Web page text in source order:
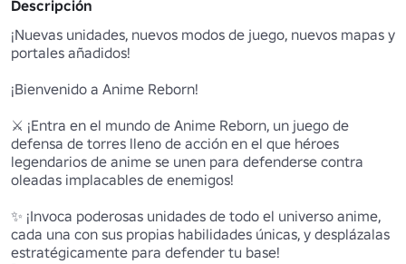
Descripción
¡Nuevas unidades, nuevos modos de juego, nuevos mapas y
portales añadidos!
¡Bienvenido a Anime Reborn!
⚔️ ¡Entra en el mundo de Anime Reborn, un juego de
defensa de torres lleno de acción en el que héroes
legendarios de anime se unen para defenderse contra
oleadas implacables de enemigos!
✨ ¡Invoca poderosas unidades de todo el universo anime,
cada una con sus propias habilidades únicas, y desplázalas
estratégicamente para defender tu base!